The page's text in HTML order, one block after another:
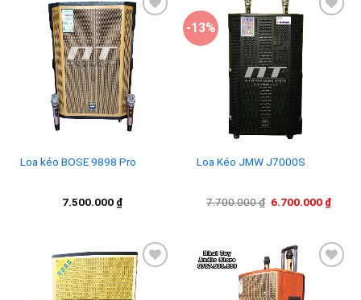
wishlist
Loa kéo BOSE 9898 Pro
7.500.000 ₫
-13%
Loa Kéo JMW J7000S
7.700.000₫ Giá
6.700.000 ₫Giá